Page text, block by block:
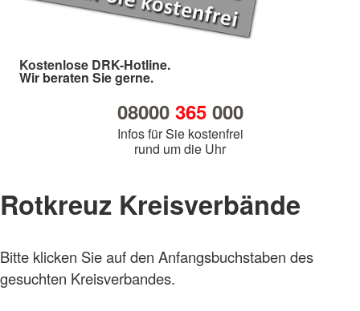
Kostenlose DRK-Hotline.
Wir beraten Sie gerne.
08000 365000
Infos für Sie kostenfrei
rund um die Uhr
Rotkreuz Kreisverbände
Bitte klicken Sie auf den Anfangsbuchstaben des
gesuchten Kreisverbandes.